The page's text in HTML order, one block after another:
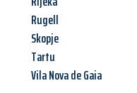
Rugell
Skopje
Tartu
Vila Nova de Gaia